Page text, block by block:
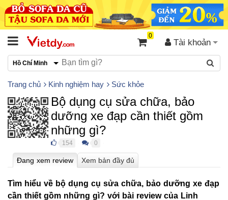
Tài khoản
0
Hồ Chí Minh
Trang chủ Kinh nghiệm hay Sức khỏe
Bộ dụng cụ sửa chữa, bảo
dưỡng xe đạp cần thiết gồm
những gì?
154 0
Tìm hiểu về bộ dụng cụ sửa chữa, bảo dưỡng xe đạp
cần thiết gồm những gì? với bài review của Linh